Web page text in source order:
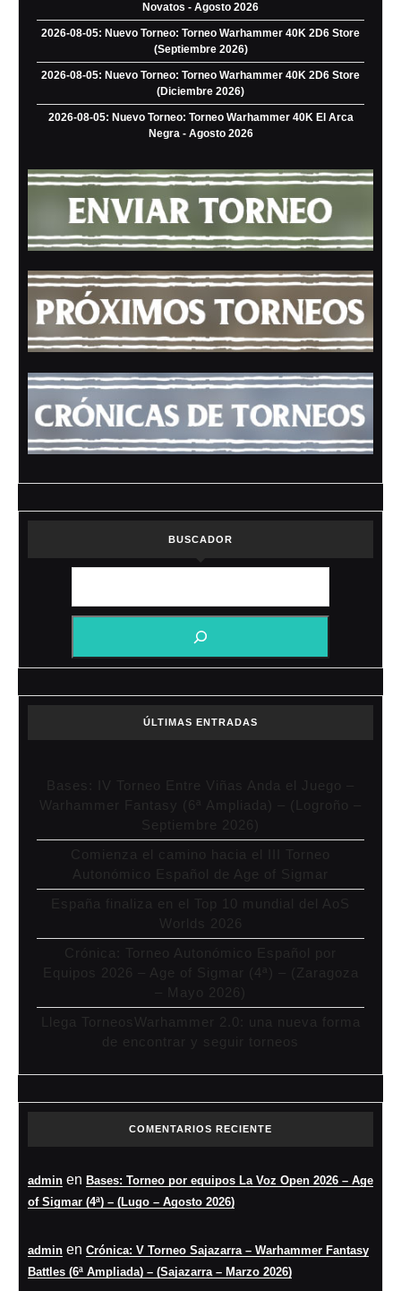
Novatos - Agosto 2026
2026-08-05: Nuevo Torneo: Torneo Warhammer 40K 2D6 Store
(Septiembre 2026)
2026-08-05: Nuevo Torneo: Torneo Warhammer 40K 2D6 Store
(Diciembre 2026)
2026-08-05: Nuevo Torneo: Torneo Warhammer 40K El Arca
Negra - Agosto 2026
BUSCADOR
ÚLTIMAS ENTRADAS
Bases: IV Torneo Entre Viñas Anda el Juego –
Warhammer Fantasy (6ª Ampliada) – (Logroño –
Septiembre 2026)
Comienza el camino hacia el III Torneo
Autonómico Español de Age of Sigmar
España finaliza en el Top 10 mundial del AoS
Worlds 2026
Crónica: Torneo Autonómico Español por
Equipos 2026 – Age of Sigmar (4ª) – (Zaragoza
– Mayo 2026)
Llega TorneosWarhammer 2.0: una nueva forma
de encontrar y seguir torneos
COMENTARIOS RECIENTE
admin en Bases: Torneo por equipos La Voz Open 2026 – Age
of Sigmar (4ª) – (Lugo – Agosto 2026)
admin en Crónica: V Torneo Sajazarra – Warhammer Fantasy
Battles (6ª Ampliada) – (Sajazarra – Marzo 2026)